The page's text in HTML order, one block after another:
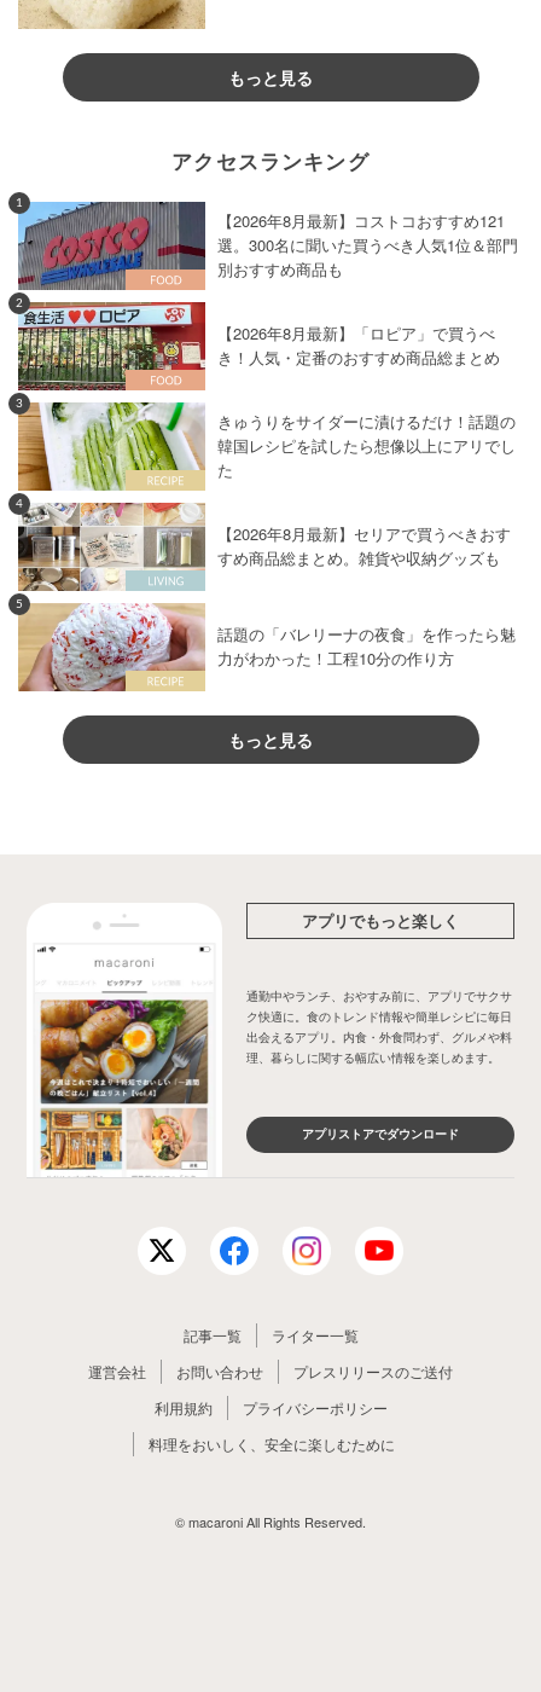
もっと見る
アクセスランキング
1
【2026年8月最新】コストコおすすめ121
選。300名に聞いた買うべき人気1位＆部門
別おすすめ商品も
2
【2026年8月最新】「ロピア」で買うべ
き！人気・定番のおすすめ商品総まとめ
3
きゅうりをサイダーに漬けるだけ！話題の
韓国レシピを試したら想像以上にアリでし
た
4
【2026年8月最新】セリアで買うべきおす
すめ商品総まとめ。雑貨や収納グッズも
5
話題の「バレリーナの夜食」を作ったら魅
力がわかった！工程10分の作り方
もっと見る
アプリでもっと楽しく
通勤中やランチ、おやすみ前に、アプリでサクサ
ク快適に。食のトレンド情報や簡単レシピに毎日
出会えるアプリ。内食・外食問わず、グルメや料
理、暮らしに関する幅広い情報を楽しめます。
アプリストアでダウンロード
記事一覧
ライター一覧
運営会社
お問い合わせ
プレスリリースのご送付
利用規約
プライバシーポリシー
料理をおいしく、安全に楽しむために
© macaroni All Rights Reserved.